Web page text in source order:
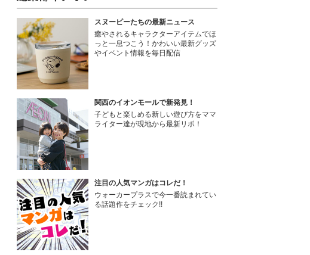
スヌーピーたちの最新ニュース
癒やされるキャラクターアイテムでほ
っと一息つこう！かわいい最新グッズ
やイベント情報を毎日配信
関西のイオンモールで新発見！
子どもと楽しめる新しい遊び方をママ
ライター達が現地から最新リポ！
注目の人気マンガはコレだ！
ウォーカープラスで今一番読まれてい
る話題作をチェック!!